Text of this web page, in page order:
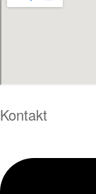
Kontakt